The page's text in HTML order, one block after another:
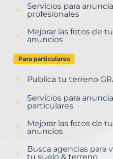
Servicios para
profesionales
Mejorar las fotos de
anuncios
Para particulares
Publica tu terreno
Servicios para
particulares
Mejorar las fotos de
anuncios
Busca agencias para
tu suelo & terreno